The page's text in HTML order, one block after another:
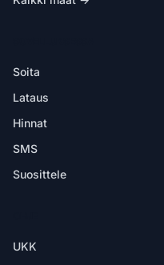
Soita
Lataus
Hinnat
SMS
Suosittele
UKK